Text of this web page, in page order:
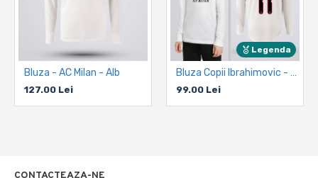
Bluza - AC Milan - Alb
127.00 Lei
Legenda
Bluza Copii Ibrahimovic - AC Milan - Alb
99.00 Lei